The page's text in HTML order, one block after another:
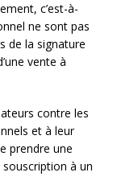
c’est-à-
ne sont pas
de la signature
vente à
contre les
et à leur
prendre une
à un